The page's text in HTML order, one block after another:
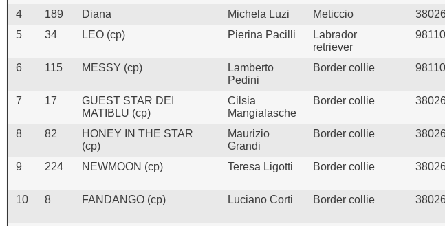
4
189 Diana Michela Luzi Meticcio
5
34 LEO (cp) Pierina Pacilli
Labrador
retriever
6 115 MESSY (cp)
Lamberto
Pedini
Border collie
7 17
GUEST STAR DEI
MATIBLU (cp)
Cilsia
Mangialasche
Border collie
8 82
HONEY IN THE STAR
(cp)
Maurizio
Grandi
Border collie
9
224 NEWMOON (cp) Teresa Ligotti Border collie
10
8 FANDANGO (cp) Luciano Corti Border collie